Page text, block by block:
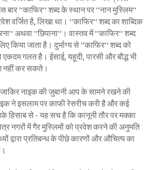
‘‘काफिर‘‘ शब्द के स्थान पर ‘‘नान मुस्लिम‘‘
वर्जित है, लिखा था। ‘‘काफिर‘‘ शब्द का शाब्दिक
अथवा ‘‘छिपाना‘‘। वास्तव में ‘‘काफिर‘‘ शब्द
किया जाता है। दुर्भाग्य से ‘‘काफिर‘‘ शब्द को
एकदम गलत है। ईसाई, यहूदी, पारसी और बौद्ध भी
नहीं कर सकते।
नाइक की जुबानी आप के सामने रखने की
ने इसलाम पर काफी रेसरीच करी है और कई
हिसाब से - यह सच है कि कानूनी तौर पर मक्का
नगरों में गैर मुस्लिमों को प्रवेश करने की अनुमति
द्वारा प्रतिबन्ध के पीछे कारणों और औचित्य का